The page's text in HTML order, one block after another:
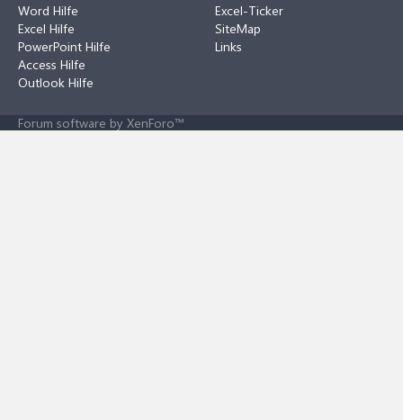
Word Hilfe
Excel Hilfe
PowerPoint Hilfe
Access Hilfe
Outlook Hilfe
Excel-Ticker
SiteMap
Links
Forum software by XenForo™